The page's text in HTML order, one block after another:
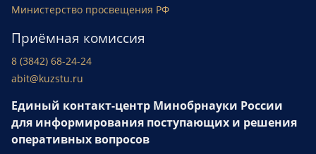
Министерство просвещения РФ
Приёмная комиссия
8 (3842) 68-24-24
abit@kuzstu.ru
Единый контакт-центр Минобрнауки России
для информирования поступающих и решения
оперативных вопросов